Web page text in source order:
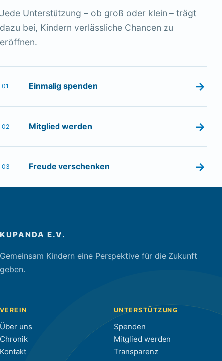
Jede Unterstützung – ob groß oder klein – trägt
dazu bei, Kindern verlässliche Chancen zu
eröffnen.
01 Einmalig spenden →
02 Mitglied werden →
03 Freude verschenken →
KUPANDA E.V.
Gemeinsam Kindern eine Perspektive für die Zukunft
geben.
VEREIN
Über uns
Chronik
Kontakt
UNTERSTÜTZUNG
Spenden
Mitglied werden
Transparenz